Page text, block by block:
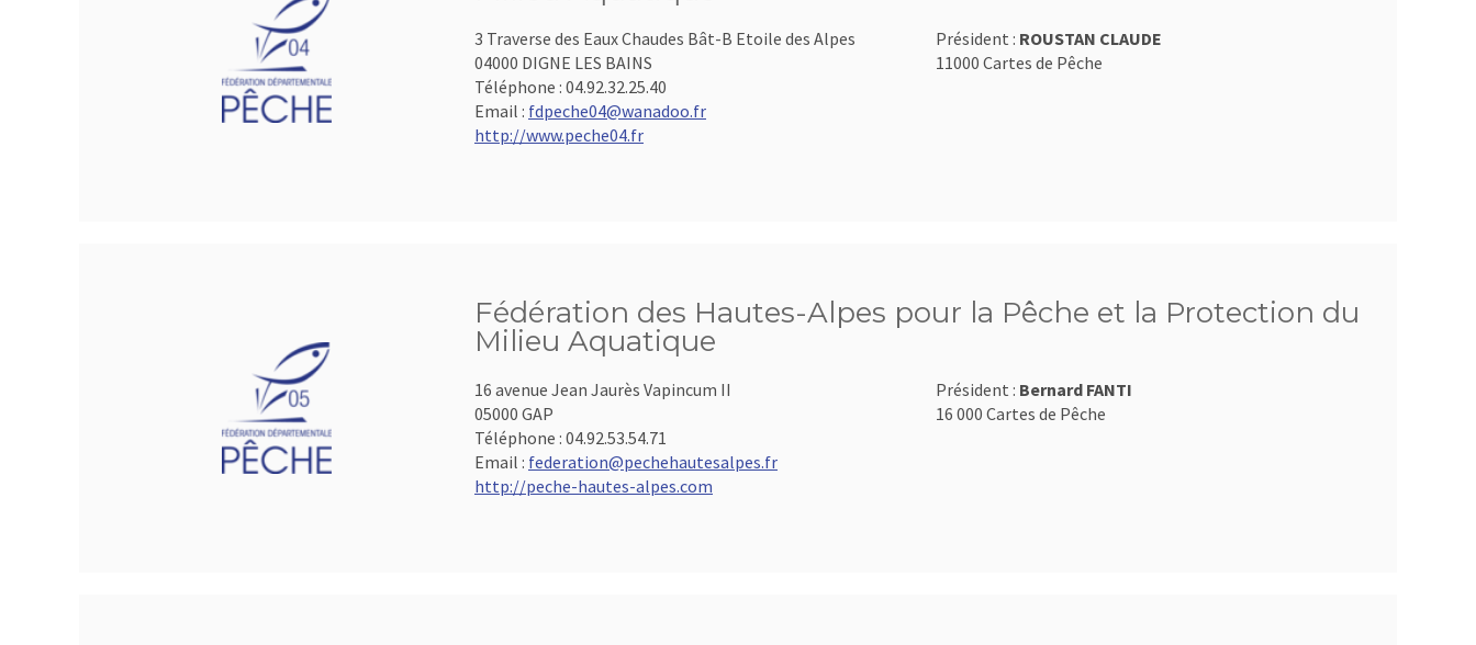
3 Traverse des Eaux Chaudes Bât-B Etoile des Alpes
04000 DIGNE LES BAINS
Téléphone : 04.92.32.25.40
Email : fdpeche04@wanadoo.fr
http://www.peche04.fr
Président : ROUSTAN CLAUDE
11000 Cartes de Pêche
Fédération des Hautes-Alpes pour la Pêche et la Protection du
Milieu Aquatique
16 avenue Jean Jaurès Vapincum II
05000 GAP
Téléphone : 04.92.53.54.71
Email : federation@pechehautesalpes.fr
http://peche-hautes-alpes.com
Président : Bernard FANTI
16 000 Cartes de Pêche